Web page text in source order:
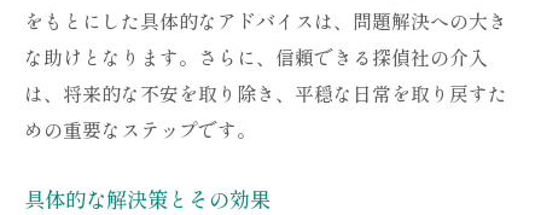
をもとにした具体的なアドバイスは、問題解決への大き
な助けとなります。さらに、信頼できる探偵社の介入
は、将来的な不安を取り除き、平穏な日常を取り戻すた
めの重要なステップです。
具体的な解決策とその効果